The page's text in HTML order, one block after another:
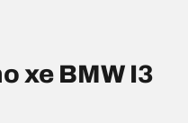
xe BMW I3